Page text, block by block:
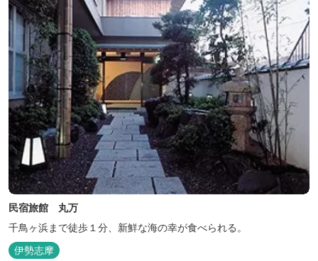
民宿旅館 丸万
千鳥ヶ浜まで徒歩１分、新鮮な海の幸が食べられる。
伊勢志摩